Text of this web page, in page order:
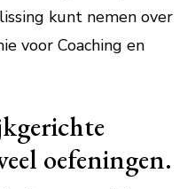
kunt nemen over
voor Coaching en
oefeningen.